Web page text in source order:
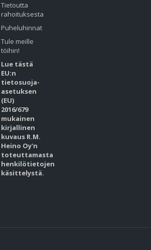
Tietoutta
rahoituksesta
Puheluhinnat
Tule meille
töihin!
Lue tästä
EU:n
tietosuoja-
asetuksen
(EU)
2016/679
mukainen
kirjallinen
kuvaus R.M.
Heino Oy'n
toteuttamasta
henkilötietojen
käsittelystä.